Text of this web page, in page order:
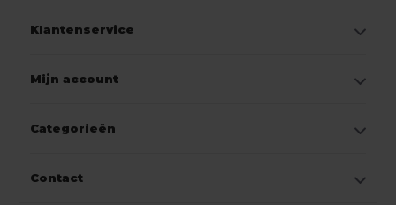
Klantenservice
Mijn account
Categorieën
Contact